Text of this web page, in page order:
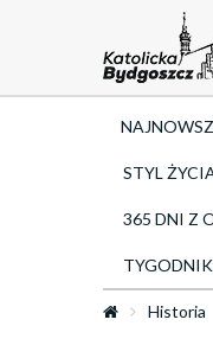
STYL
365 DNI Z
Historia